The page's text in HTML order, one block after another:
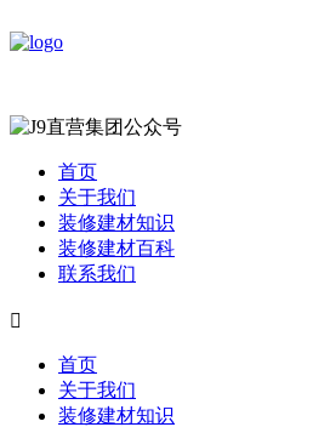
首页
关于我们
装修建材知识
装修建材百科
联系我们

首页
关于我们
装修建材知识